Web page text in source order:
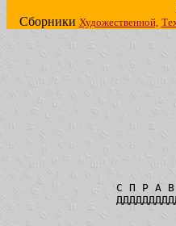
Сборники Художественной,
С П Р А